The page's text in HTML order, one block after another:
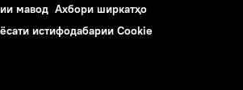
мавод Ахбори ширкатҳо
истифодабарии Cookie